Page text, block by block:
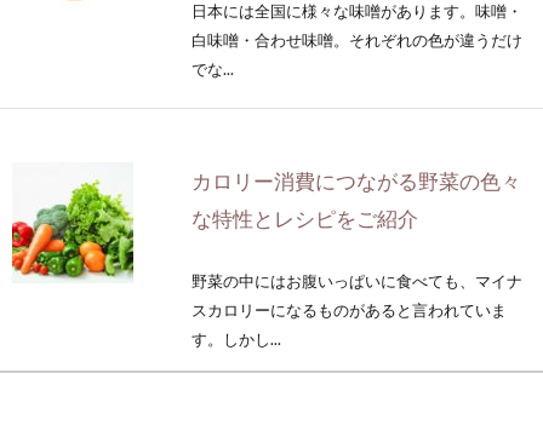
日本には全国に様々な味噌があります。味噌・
白味噌・合わせ味噌。それぞれの色が違うだけ
でな...
カロリー消費につながる野菜の色々
な特性とレシピをご紹介
野菜の中にはお腹いっぱいに食べても、マイナ
スカロリーになるものがあると言われていま
す。しかし...